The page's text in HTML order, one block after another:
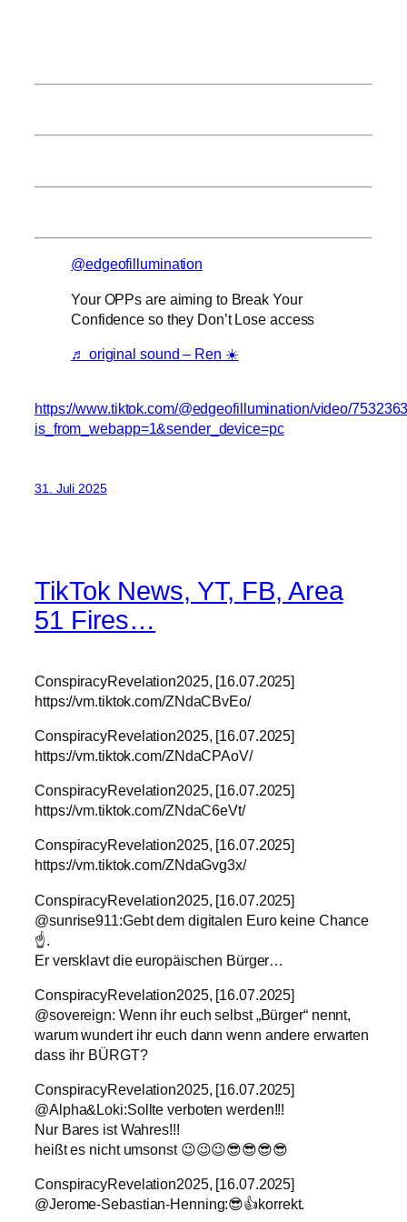
@edgeofillumination
Your OPPs are aiming to Break Your
Confidence so they Don’t Lose access
♬ original sound – Ren ☀️
https://www.tiktok.com/@edgeofillumination/video/
is_from_webapp=1&sender_device=pc
31. Juli 2025
TikTok News, YT, FB, Area
51 Fires…
ConspiracyRevelation2025, [16.07.2025]
https://vm.tiktok.com/ZNdaCBvEo/
ConspiracyRevelation2025, [16.07.2025]
https://vm.tiktok.com/ZNdaCPAoV/
ConspiracyRevelation2025, [16.07.2025]
https://vm.tiktok.com/ZNdaC6eVt/
ConspiracyRevelation2025, [16.07.2025]
https://vm.tiktok.com/ZNdaGvg3x/
ConspiracyRevelation2025, [16.07.2025]
@sunrise911:Gebt dem digitalen Euro keine Chance
☝️.
Er versklavt die europäischen Bürger…
ConspiracyRevelation2025, [16.07.2025]
@sovereign: Wenn ihr euch selbst „Bürger“ nennt,
warum wundert ihr euch dann wenn andere erwarten
dass ihr BÜRGT?
ConspiracyRevelation2025, [16.07.2025]
@Alpha&Loki:Sollte verboten werden!!!
Nur Bares ist Wahres!!!
heißt es nicht umsonst 😉😉😉😎😎😎😎
ConspiracyRevelation2025, [16.07.2025]
@Jerome-Sebastian-Henning:😎👍korrekt.